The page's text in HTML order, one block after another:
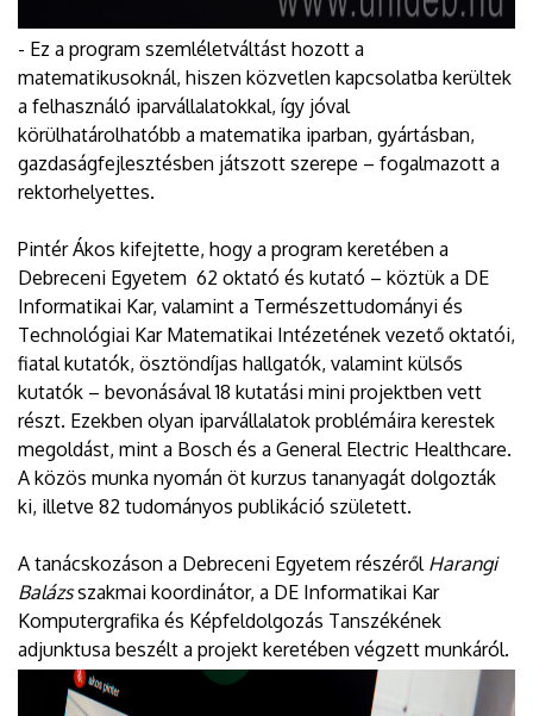
- Ez a program szemléletváltást hozott a
matematikusoknál, hiszen közvetlen kapcsolatba kerültek
a felhasználó iparvállalatokkal, így jóval
körülhatárolhatóbb a matematika iparban, gyártásban,
gazdaságfejlesztésben játszott szerepe – fogalmazott a
rektorhelyettes.
Pintér Ákos kifejtette, hogy a program keretében a
Debreceni Egyetem 62 oktató és kutató – köztük a DE
Informatikai Kar, valamint a Természettudományi és
Technológiai Kar Matematikai Intézetének vezető oktatói,
fiatal kutatók, ösztöndíjas hallgatók, valamint külsős
kutatók – bevonásával 18 kutatási mini projektben vett
részt. Ezekben olyan iparvállalatok problémáira kerestek
megoldást, mint a Bosch és a General Electric Healthcare.
A közös munka nyomán öt kurzus tananyagát dolgozták
ki, illetve 82 tudományos publikáció született.
A tanácskozáson a Debreceni Egyetem részéről Harangi
Balázsszakmai koordinátor, a DE Informatikai Kar
Komputergrafika és Képfeldolgozás Tanszékének
adjunktusa beszélt a projekt keretében végzett munkáról.